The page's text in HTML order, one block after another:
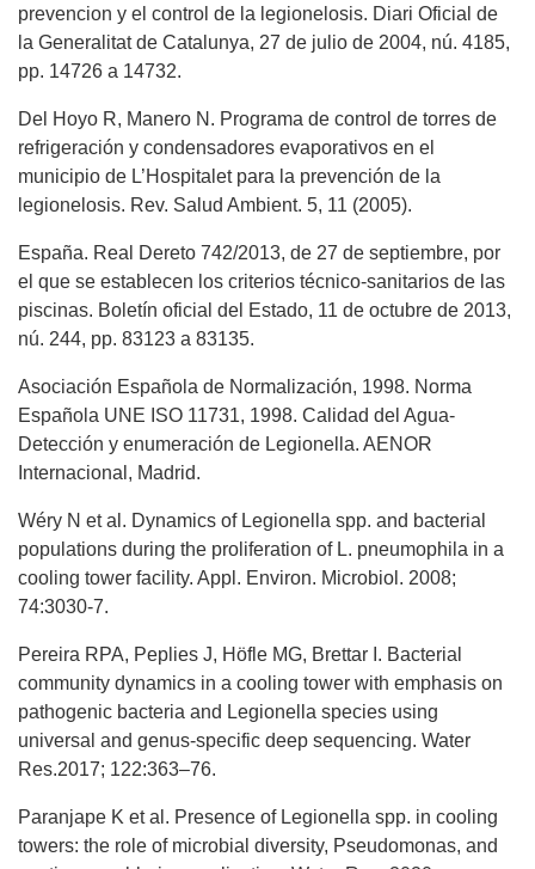
prevencion y el control de la legionelosis. Diari Oficial de
la Generalitat de Catalunya, 27 de julio de 2004, nú. 4185,
pp. 14726 a 14732.
Del Hoyo R, Manero N. Programa de control de torres de
refrigeración y condensadores evaporativos en el
municipio de L’Hospitalet para la prevención de la
legionelosis. Rev. Salud Ambient. 5, 11 (2005).
España. Real Dereto 742/2013, de 27 de septiembre, por
el que se establecen los criterios técnico-sanitarios de las
piscinas. Boletín oficial del Estado, 11 de octubre de 2013,
nú. 244, pp. 83123 a 83135.
Asociación Española de Normalización, 1998. Norma
Española UNE ISO 11731, 1998. Calidad del Agua-
Detección y enumeración de Legionella. AENOR
Internacional, Madrid.
Wéry N et al. Dynamics of Legionella spp. and bacterial
populations during the proliferation of L. pneumophila in a
cooling tower facility. Appl. Environ. Microbiol. 2008;
74:3030-7.
Pereira RPA, Peplies J, Höfle MG, Brettar I. Bacterial
community dynamics in a cooling tower with emphasis on
pathogenic bacteria and Legionella species using
universal and genus-specific deep sequencing. Water
Res.2017; 122:363–76.
Paranjape K et al. Presence of Legionella spp. in cooling
towers: the role of microbial diversity, Pseudomonas, and